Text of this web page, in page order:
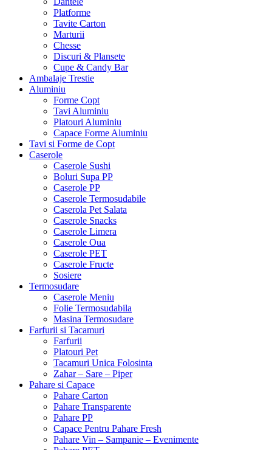
Platforme
Tavite Carton
Marturii
Chesse
Discuri & Plansete
Cupe & Candy Bar
Ambalaje Trestie
Aluminiu
Forme Copt
Tavi Aluminiu
Platouri Aluminiu
Capace Forme Aluminiu
Tavi si Forme de Copt
Caserole
Caserole Sushi
Boluri Supa PP
Caserole PP
Caserole Termosudabile
Caserola Pet Salata
Caserole Snacks
Caserole Limera
Caserole Oua
Caserole PET
Caserole Fructe
Sosiere
Termosudare
Caserole Meniu
Folie Termosudabila
Masina Termosudare
Farfurii si Tacamuri
Farfurii
Platouri Pet
Tacamuri Unica Folosinta
Zahar – Sare – Piper
Pahare si Capace
Pahare Carton
Pahare Transparente
Pahare PP
Capace Pentru Pahare Fresh
Pahare Vin – Sampanie – Evenimente